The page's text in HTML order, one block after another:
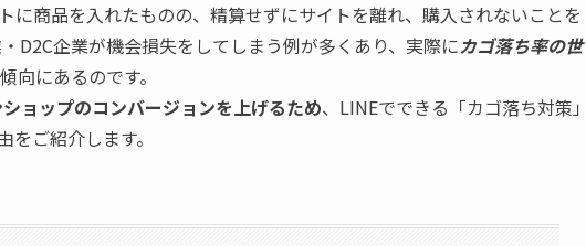
に商品を入れたものの、精算せずにサイトを離れ、購入されないことを
D2C企業が機会損失をしてしまう例が多くあり、実際にカゴ落ち率の世
にあるのです。
ョップのコンバージョンを上げるため、LINEでできる「カゴ落ち対策」
ご紹介します。